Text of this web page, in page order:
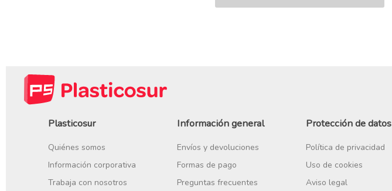
Plasticosur
Quiénes somos
Información corporativa
Trabaja con nosotros
Información general
Envíos y devoluciones
Formas de pago
Preguntas frecuentes
Protección de datos
Política de privacidad
Uso de cookies
Aviso legal